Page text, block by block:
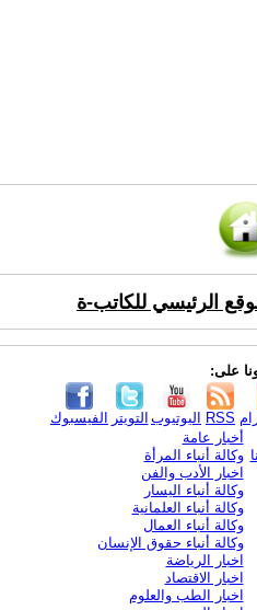
الرئيسي للكاتب-ة
على:
الفيسبوك التويتر اليوتيوب RSS
أخبار عامة
وكالة أنباء المرأة
اخبار الأدب والفن
وكالة أنباء اليسار
وكالة أنباء العلمانية
وكالة أنباء العمال
وكالة أنباء حقوق الإنسان
اخبار الرياضة
اخبار الاقتصاد
اخبار الطب والعلوم